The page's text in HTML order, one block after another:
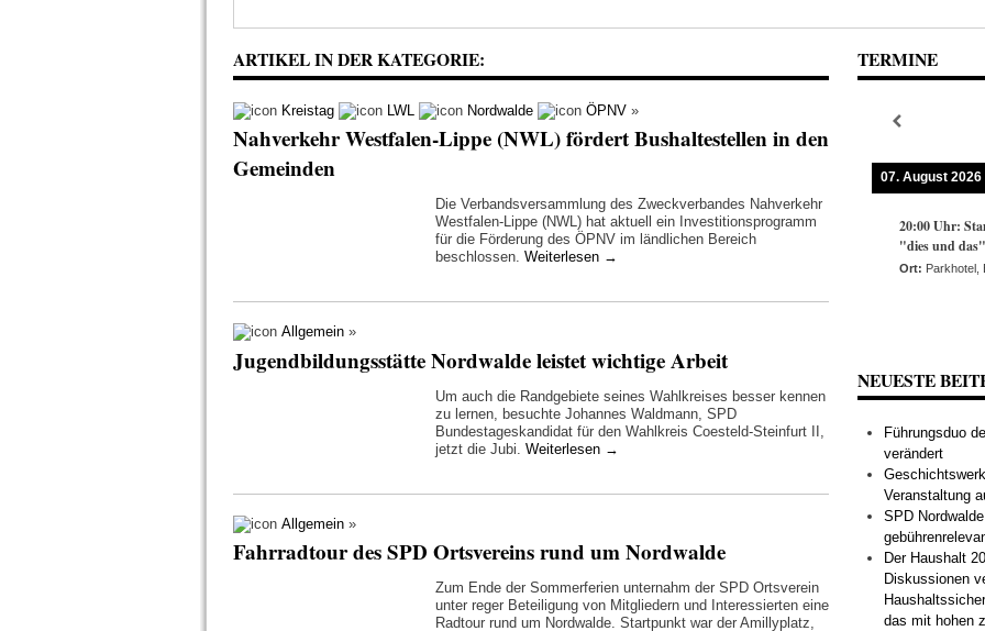
ARTIKEL IN DER KATEGORIE:
Kreistag LWL Nordwalde ÖPNV »
Nahverkehr Westfalen-Lippe (NWL) fördert Bushaltestellen in den
Gemeinden
Die Verbandsversammlung des Zweckverbandes Nahverkehr
Westfalen-Lippe (NWL) hat aktuell ein Investitionsprogramm
für die Förderung des ÖPNV im ländlichen Bereich
beschlossen. Weiterlesen →
Allgemein »
Jugendbildungsstätte Nordwalde leistet wichtige Arbeit
Um auch die Randgebiete seines Wahlkreises besser kennen
zu lernen, besuchte Johannes Waldmann, SPD
Bundestageskandidat für den Wahlkreis Coesteld-Steinfurt II,
jetzt die Jubi. Weiterlesen →
Allgemein »
Fahrradtour des SPD Ortsvereins rund um Nordwalde
Zum Ende der Sommerferien unternahm der SPD Ortsverein
unter reger Beteiligung von Mitgliedern und Interessierten eine
Radtour rund um Nordwalde. Startpunkt war der Amillyplatz,
TERMINE
07. August 2026
20:00Uhr:
"dies und das"
Ort: Parkhotel,
NEUESTE
Führungsduo
verändert
Veranstaltung
SPD
Der Haushalt
Diskussionen
das mit hohen